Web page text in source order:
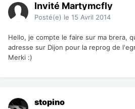
Invité Martymcfly
Posté(e) le 15 Avril 2014
Hello, je compte le faire sur ma brera,
adresse sur Dijon pour la reprog de
Merki :)
stopino